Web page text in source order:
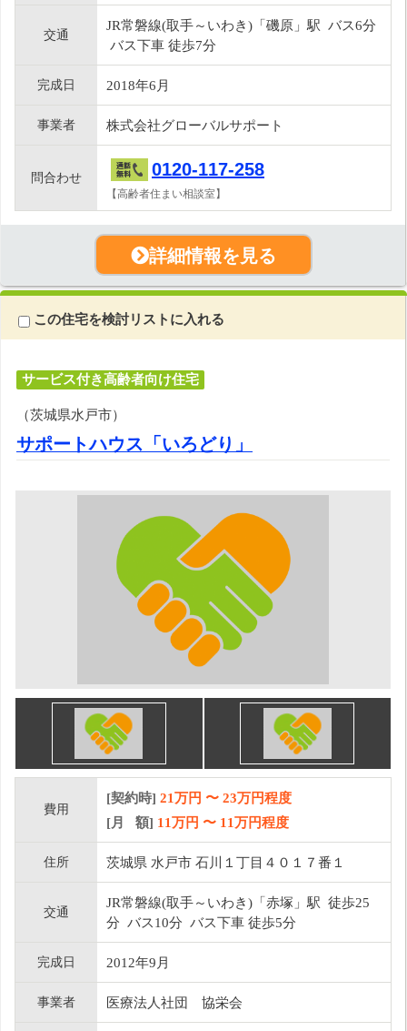
交通
JR常磐線(取手～いわき)「磯原」駅 バス6分
バス下車 徒歩7分
完成日 2018年6月
事業者 株式会社グローバルサポート
問合わせ 0120-117-258
【高齢者住まい相談室】
詳細情報を見る
この住宅を検討リストに入れる
サービス付き高齢者向け住宅
（茨城県水戸市）
サポートハウス「いろどり」
費用
[契約時] 21万円 〜 23万円程度
[月 額] 11万円 〜 11万円程度
住所 茨城県 水戸市 石川１丁目４０１７番１
交通
JR常磐線(取手～いわき)「赤塚」駅 徒歩25
分 バス10分 バス下車 徒歩5分
完成日 2012年9月
事業者 医療法人社団 協栄会